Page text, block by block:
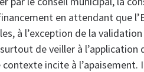
en attendant que
à l’exception de la
de veiller à l’application
incite à l’apaisement.